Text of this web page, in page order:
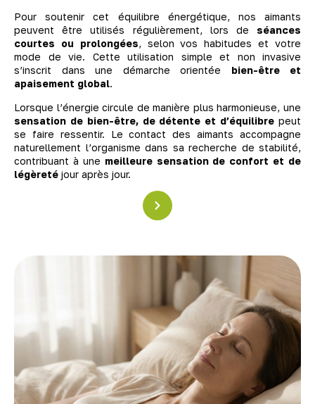
Pour soutenir cet équilibre énergétique, nos aimants
peuvent être utilisés régulièrement, lors de séances
courtes ou prolongées, selon vos habitudes et votre
mode de vie. Cette utilisation simple et non invasive
s’inscrit dans une démarche orientée bien-être et
apaisement global.
Lorsque l’énergie circule de manière plus harmonieuse, une
sensation de bien-être, de détente et d’équilibre peut
se faire ressentir. Le contact des aimants accompagne
naturellement l’organisme dans sa recherche de stabilité,
contribuant à une meilleure sensation de confort et de
légèreté jour après jour.